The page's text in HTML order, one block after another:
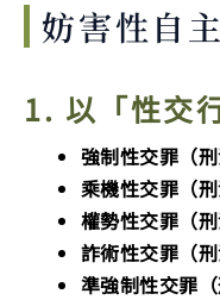
妨害性自
1. 以「性交
強制性交罪（刑
乘機性交罪（
權勢性交罪（
詐術性交罪（刑
準強制性交罪